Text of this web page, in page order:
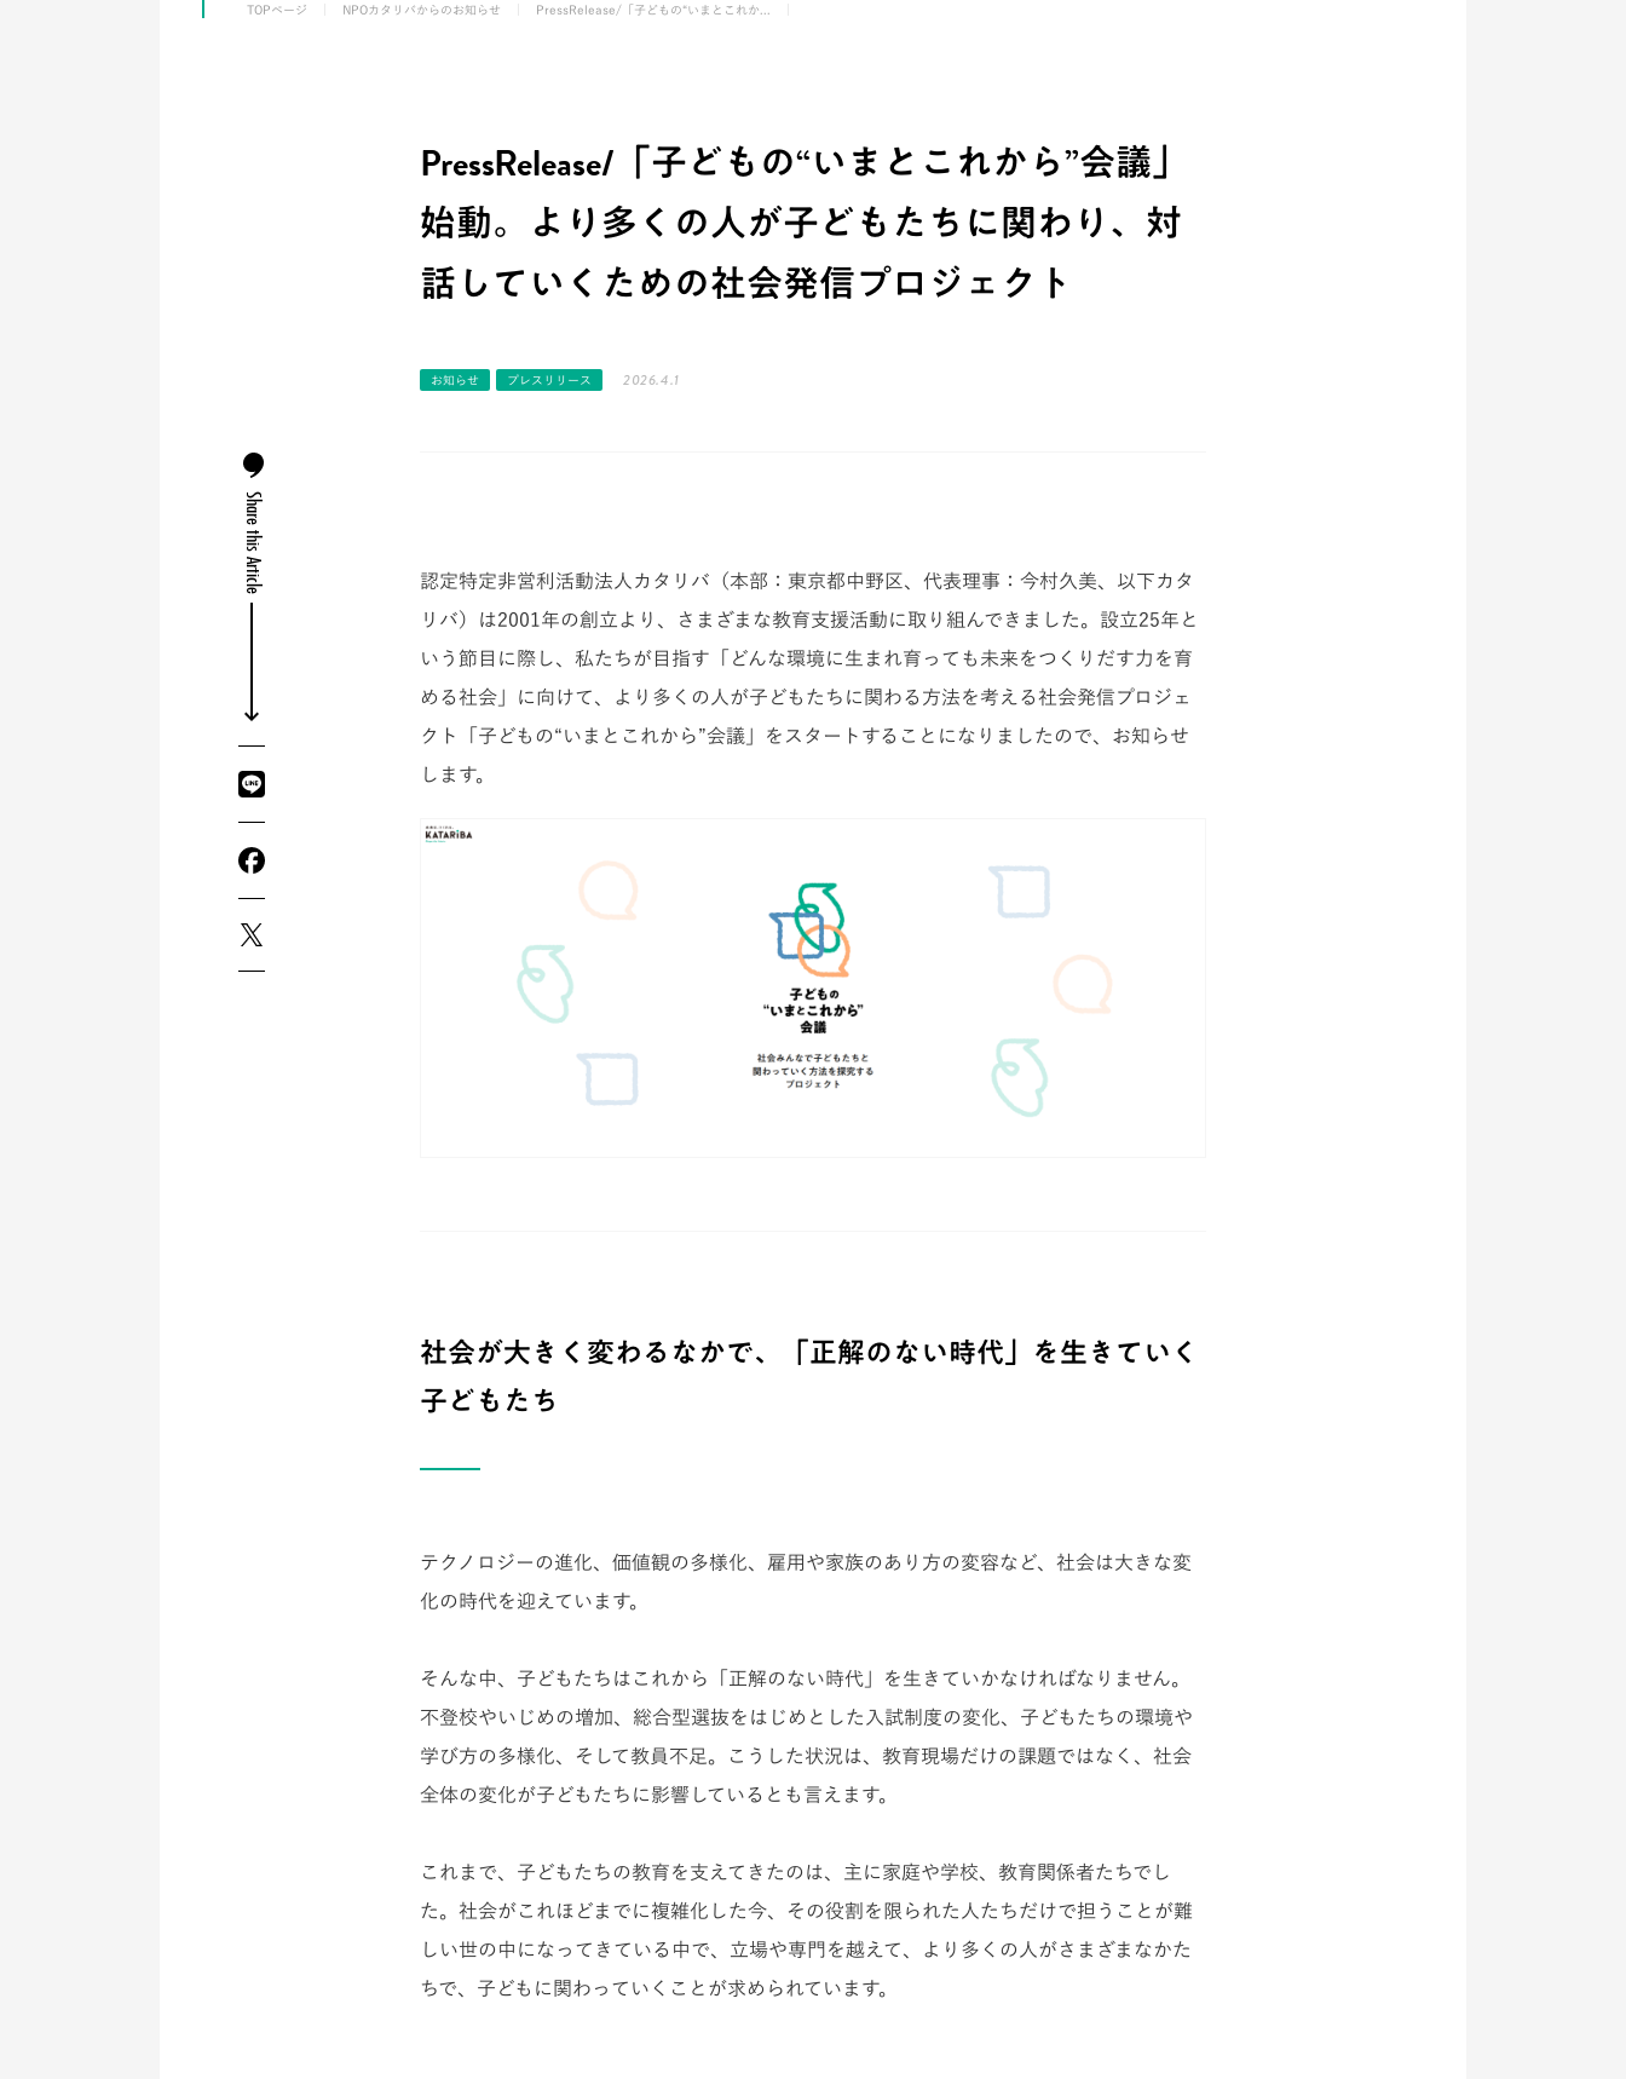
TOPページ NPOカタリバからのお知らせ PressRelease/「子どもの“いまとこれか...
PressRelease/「子どもの“いまとこれから”会議」
始動。より多くの人が子どもたちに関わり、対
話していくための社会発信プロジェクト
お知らせ プレスリリース 2026.4.1
Share this Article
認定特定非営利活動法人カタリバ（本部：東京都中野区、代表理事：今村久美、以下カタ
リバ）は2001年の創立より、さまざまな教育支援活動に取り組んできました。設立25年と
いう節目に際し、私たちが目指す「どんな環境に生まれ育っても未来をつくりだす力を育
める社会」に向けて、より多くの人が子どもたちに関わる方法を考える社会発信プロジェ
クト「子どもの“いまとこれから”会議」をスタートすることになりましたので、お知らせ
します。
社会が大きく変わるなかで、「正解のない時代」を生きていく
子どもたち
テクノロジーの進化、価値観の多様化、雇用や家族のあり方の変容など、社会は大きな変
化の時代を迎えています。
そんな中、子どもたちはこれから「正解のない時代」を生きていかなければなりません。
不登校やいじめの増加、総合型選抜をはじめとした入試制度の変化、子どもたちの環境や
学び方の多様化、そして教員不足。こうした状況は、教育現場だけの課題ではなく、社会
全体の変化が子どもたちに影響しているとも言えます。
これまで、子どもたちの教育を支えてきたのは、主に家庭や学校、教育関係者たちでし
た。社会がこれほどまでに複雑化した今、その役割を限られた人たちだけで担うことが難
しい世の中になってきている中で、立場や専門を越えて、より多くの人がさまざまなかた
ちで、子どもに関わっていくことが求められています。